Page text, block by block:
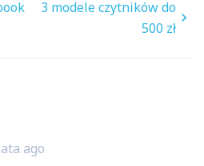
3 modele czytników do
500 zł
ago